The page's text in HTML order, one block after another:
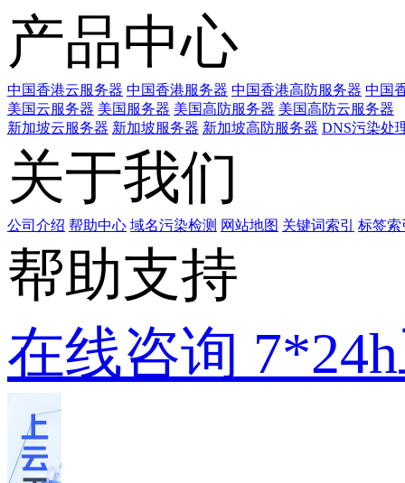
产品中心
中国香港云服务器 中国香港服务器 中国香港高防服务器 中国
美国云服务器 美国服务器 美国高防服务器 美国高防云服务器
新加坡云服务器 新加坡服务器 新加坡高防服务器 DNS污染处
关于我们
公司介绍 帮助中心 域名污染检测 网站地图 关键词索引 标签索
帮助支持
在线咨询